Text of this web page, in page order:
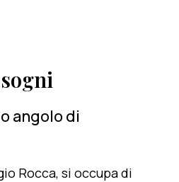
angolo di
Rocca, si occupa di